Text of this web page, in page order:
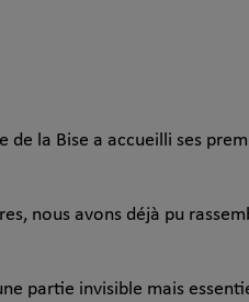
la Bise a accueilli ses
nous avons déjà pu
partie invisible mais